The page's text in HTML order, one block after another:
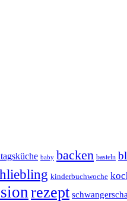
baby backen basteln
kinderbuchwoche
rezept